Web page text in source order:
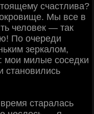
счастлива?
Мы все в
человек — так
По очереди
зеркалом,
мои милые соседки
становились
старалась